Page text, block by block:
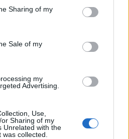
Sharing of my
Sale of my
my
Advertising.
Use,
Sharing of my
Unrelated with the
collected.
θα κάνει κάθε
διάφορα ψέματα για
του Χατζημήτρου, αλλά
νύχτα, το όπλο αλλά και τα